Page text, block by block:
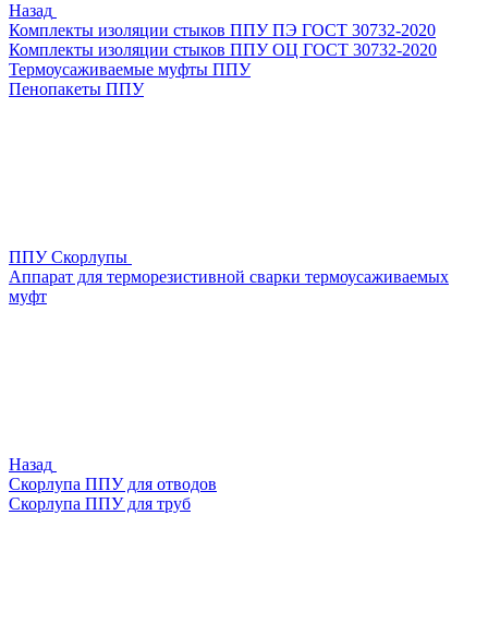
Назад
Комплекты изоляции стыков ППУ ПЭ ГОСТ 30732-2020
Комплекты изоляции стыков ППУ ОЦ ГОСТ 30732-2020
Термоусаживаемые муфты ППУ
Пенопакеты ППУ
ППУ Скорлупы
Аппарат для терморезистивной сварки термоусаживаемых
муфт
Назад
Скорлупа ППУ для отводов
Скорлупа ППУ для труб